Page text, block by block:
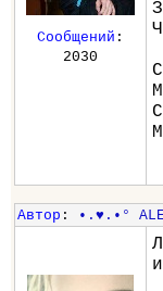
Сообщений :
2030
Автор : •.♥.•°